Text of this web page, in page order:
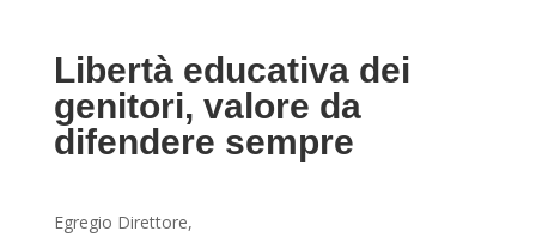
Libertà educativa dei
genitori, valore da
difendere sempre
Egregio Direttore,